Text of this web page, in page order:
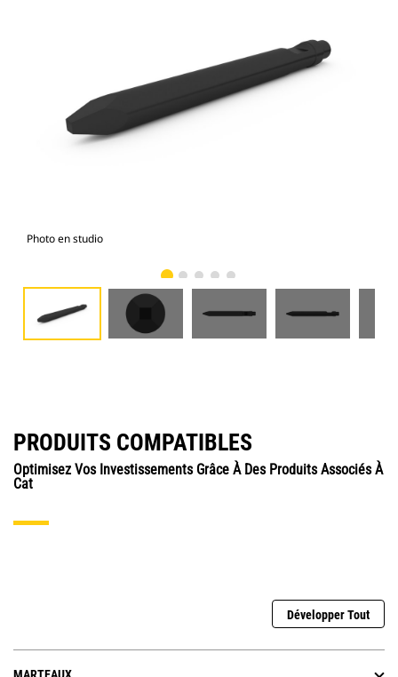
Photo en studio
PRODUITS COMPATIBLES
Optimisez Vos Investissements Grâce À Des Produits Associés À
Cat
Développer Tout